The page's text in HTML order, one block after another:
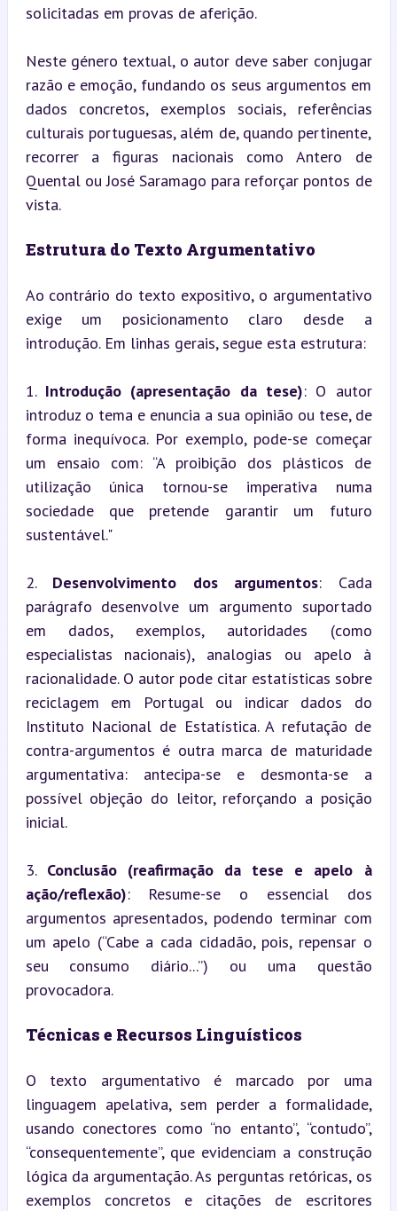
solicitadas em provas de aferição.
Neste género textual, o autor deve saber conjugar
razão e emoção, fundando os seus argumentos em
dados concretos, exemplos sociais, referências
culturais portuguesas, além de, quando pertinente,
recorrer a figuras nacionais como Antero de
Quental ou José Saramago para reforçar pontos de
vista.
Estrutura do Texto Argumentativo
Ao contrário do texto expositivo, o argumentativo
exige um posicionamento claro desde a
introdução. Em linhas gerais, segue esta estrutura:
1. Introdução (apresentação da tese): O autor
introduz o tema e enuncia a sua opinião ou tese, de
forma inequívoca. Por exemplo, pode-se começar
um ensaio com: “A proibição dos plásticos de
utilização única tornou-se imperativa numa
sociedade que pretende garantir um futuro
sustentável."
2. Desenvolvimento dos argumentos: Cada
parágrafo desenvolve um argumento suportado
em dados, exemplos, autoridades (como
especialistas nacionais), analogias ou apelo à
racionalidade. O autor pode citar estatísticas sobre
reciclagem em Portugal ou indicar dados do
Instituto Nacional de Estatística. A refutação de
contra-argumentos é outra marca de maturidade
argumentativa: antecipa-se e desmonta-se a
possível objeção do leitor, reforçando a posição
inicial.
3. Conclusão (reafirmação da tese e apelo à
ação/reflexão): Resume-se o essencial dos
argumentos apresentados, podendo terminar com
um apelo (“Cabe a cada cidadão, pois, repensar o
seu consumo diário...”) ou uma questão
provocadora.
Técnicas e Recursos Linguísticos
O texto argumentativo é marcado por uma
linguagem apelativa, sem perder a formalidade,
usando conectores como “no entanto”, “contudo”,
“consequentemente”, que evidenciam a construção
lógica da argumentação. As perguntas retóricas, os
exemplos concretos e citações de escritores